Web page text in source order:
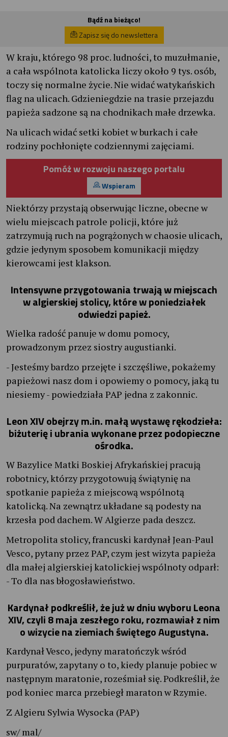
Bądź na bieżąco!
Zapisz się do newslettera
W kraju, którego 98 proc. ludności, to muzułmanie,
a cała wspólnota katolicka liczy około 9 tys. osób,
toczy się normalne życie. Nie widać watykańskich
flag na ulicach. Gdzieniegdzie na trasie przejazdu
papieża sadzone są na chodnikach małe drzewka.
Na ulicach widać setki kobiet w burkach i całe
rodziny pochłonięte codziennymi zajęciami.
Pomóż w rozwoju naszego portalu
Wspieram
Niektórzy przystają obserwując liczne, obecne w
wielu miejscach patrole policji, które już
zatrzymują ruch na pogrążonych w chaosie ulicach,
gdzie jedynym sposobem komunikacji między
kierowcami jest klakson.
Intensywne przygotowania trwają w miejscach
w algierskiej stolicy, które w poniedziałek
odwiedzi papież.
Wielka radość panuje w domu pomocy,
prowadzonym przez siostry augustianki.
- Jesteśmy bardzo przejęte i szczęśliwe, pokażemy
papieżowi nasz dom i opowiemy o pomocy, jaką tu
niesiemy - powiedziała PAP jedna z zakonnic.
Leon XIV obejrzy m.in. małą wystawę rękodzieła:
biżuterię i ubrania wykonane przez podopieczne
ośrodka.
W Bazylice Matki Boskiej Afrykańskiej pracują
robotnicy, którzy przygotowują świątynię na
spotkanie papieża z miejscową wspólnotą
katolicką. Na zewnątrz układane są podesty na
krzesła pod dachem. W Algierze pada deszcz.
Metropolita stolicy, francuski kardynał Jean-Paul
Vesco, pytany przez PAP, czym jest wizyta papieża
dla małej algierskiej katolickiej wspólnoty odparł:
- To dla nas błogosławieństwo.
Kardynał podkreślił, że już w dniu wyboru Leona
XIV, czyli 8 maja zeszłego roku, rozmawiał z nim
o wizycie na ziemiach świętego Augustyna.
Kardynał Vesco, jedyny maratończyk wśród
purpuratów, zapytany o to, kiedy planuje pobiec w
następnym maratonie, roześmiał się. Podkreślił, że
pod koniec marca przebiegł maraton w Rzymie.
Z Algieru Sylwia Wysocka (PAP)
sw/ mal/